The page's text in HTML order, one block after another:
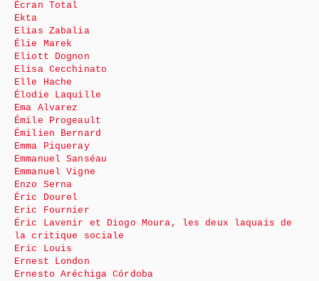
Écran Total
Ekta
Elias Zabalia
Élie Marek
Eliott Dognon
Elisa Cecchinato
Elle Hache
Élodie Laquille
Ema Alvarez
Émile Progeault
Émilien Bernard
Emma Piqueray
Emmanuel Sanséau
Emmanuel Vigne
Enzo Serna
Éric Dourel
Eric Fournier
Éric Lavenir et Diogo Moura, les deux laquais de
la critique sociale
Eric Louis
Ernest London
Ernesto Aréchiga Córdoba